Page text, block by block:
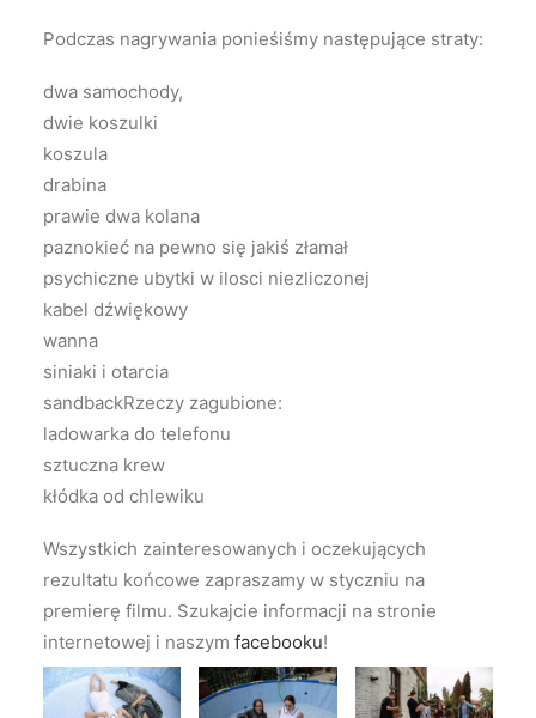
Podczas nagrywania ponieśiśmy następujące straty:
dwa samochody,
dwie koszulki
koszula
drabina
prawie dwa kolana
paznokieć na pewno się jakiś złamał
psychiczne ubytki w ilosci niezliczonej
kabel dźwiękowy
wanna
siniaki i otarcia
sandbackRzeczy zagubione:
ladowarka do telefonu
sztuczna krew
kłódka od chlewiku
Wszystkich zainteresowanych i oczekujących
rezultatu końcowe zapraszamy w styczniu na
premierę filmu. Szukajcie informacji na stronie
internetowej i naszym facebooku!